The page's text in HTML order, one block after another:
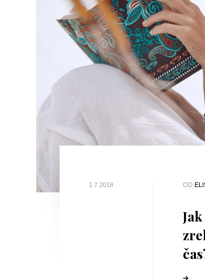
1.7.2018 OD